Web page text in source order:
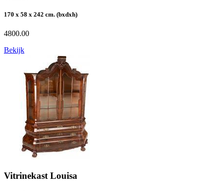
170 x 58 x 242 cm. (bxdxh)
4800.00
Bekijk
Vitrinekast Louisa